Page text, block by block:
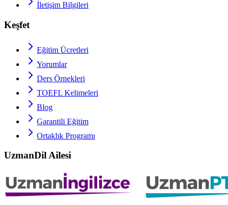
İletişim Bilgileri
Keşfet
Eğitim Ücretleri
Yorumlar
Ders Örnekleri
TOEFL Kelimeleri
Blog
Garantili Eğitim
Ortaklık Programı
UzmanDil Ailesi